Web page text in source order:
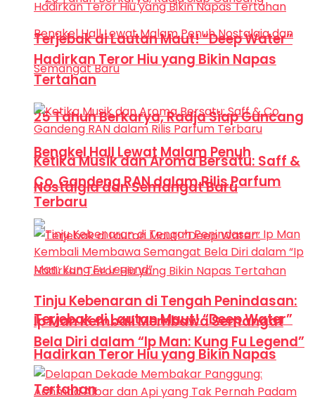
25 Tahun Berkarya, Radja Siap Guncang
Bengkel Hall Lewat Malam Penuh
Nostalgia dan Semangat Baru
Terjebak di Lautan Maut! “Deep Water”
Hadirkan Teror Hiu yang Bikin Napas
Tertahan
Terjebak di Lautan Maut! “Deep Water”
Hadirkan Teror Hiu yang Bikin Napas
Tertahan
Ketika Musik dan Aroma Bersatu: Saff &
Co. Gandeng RAN dalam Rilis Parfum
Terbaru
Tinju Kebenaran di Tengah Penindasan:
Ip Man Kembali Membawa Semangat
Bela Diri dalam “Ip Man: Kung Fu Legend”